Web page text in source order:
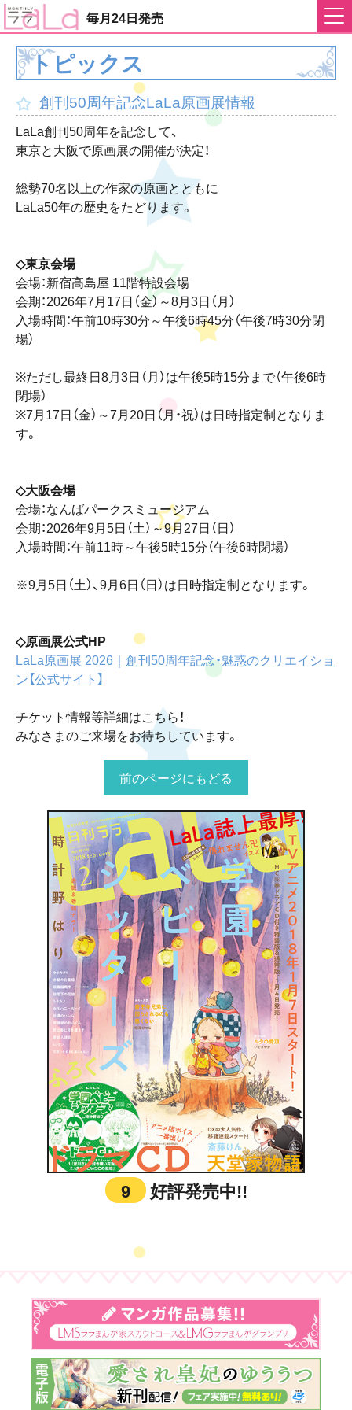
毎月24日発売
トピックス
創刊50周年記念LaLa原画展情報
LaLa創刊50周年を記念して、
東京と大阪で原画展の開催が決定！
総勢70名以上の作家の原画とともに
LaLa50年の歴史をたどります。
◇東京会場
会場：新宿高島屋 11階特設会場
会期：2026年7月17日（金）～8月3日（月）
入場時間：午前10時30分～午後6時45分（午後7時30分閉
場）
※ただし最終日8月3日（月）は午後5時15分まで（午後6時
閉場）
※7月17日（金）～7月20日（月・祝）は日時指定制となりま
す。
◇大阪会場
会場：なんばパークスミュージアム
会期：2026年9月5日（土）～9月27日（日）
入場時間：午前11時～午後5時15分（午後6時閉場）
※9月5日（土）、9月6日（日）は日時指定制となります。
◇原画展公式HP
LaLa原画展 2026｜創刊50周年記念・魅惑のクリエイショ
ン【公式サイト】
チケット情報等詳細はこちら！
みなさまのご来場をお待ちしています。
前のページにもどる
9 好評発売中!!